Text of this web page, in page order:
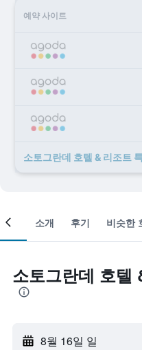
예약 사이트
소토그란데 호텔 & 리조트
객실 소개 후기 비슷한
소토그란데 호텔
8월 16일 일